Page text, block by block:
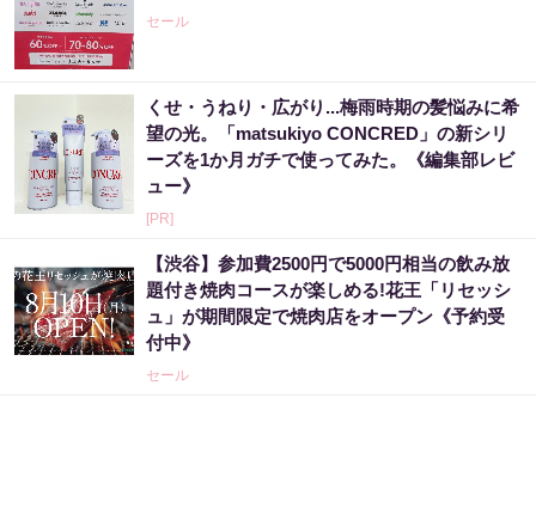
セール
くせ・うねり・広がり...梅雨時期の髪悩みに希
望の光。「matsukiyo CONCRED」の新シリ
ーズを1か月ガチで使ってみた。《編集部レビ
ュー》
[PR]
【渋谷】参加費2500円で5000円相当の飲み放
題付き焼肉コースが楽しめる!花王「リセッシ
ュ」が期間限定で焼肉店をオープン《予約受
付中》
セール